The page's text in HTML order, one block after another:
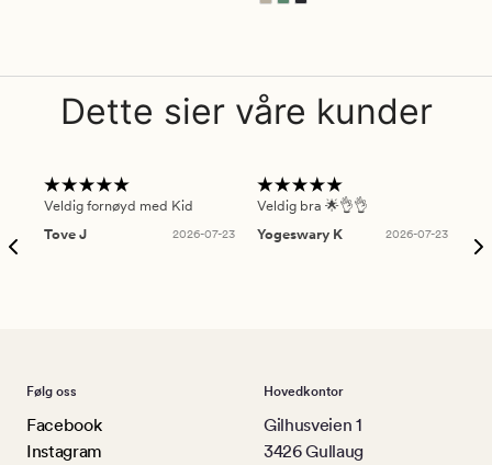
Dette sier våre kunder
Veldig fornøyd med Kid
Tove J
2026-07-23
Veldig bra 🌟👌👌
Yogeswary K
2026-07-23
Følg oss
Facebook
Instagram
Hovedkontor
Gilhusveien 1
3426 Gullaug